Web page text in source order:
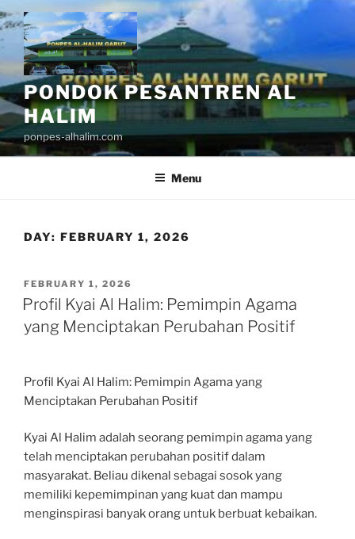
Skip
to
content
PONDOK PESANTREN AL
HALIM
ponpes-alhalim.com
Menu
DAY: FEBRUARY 1, 2026
POSTED
ON
FEBRUARY 1, 2026
Profil Kyai Al Halim: Pemimpin Agama
yang Menciptakan Perubahan Positif
Profil Kyai Al Halim: Pemimpin Agama yang
Menciptakan Perubahan Positif
Kyai Al Halim adalah seorang pemimpin agama yang
telah menciptakan perubahan positif dalam
masyarakat. Beliau dikenal sebagai sosok yang
memiliki kepemimpinan yang kuat dan mampu
menginspirasi banyak orang untuk berbuat kebaikan.